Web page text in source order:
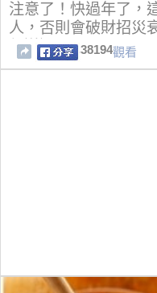
注意了！快過年了，
人，否則會破財招災
都送過!
38194觀看